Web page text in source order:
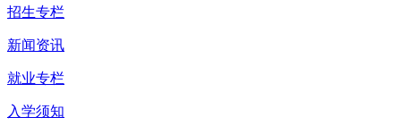
招生专栏
新闻资讯
就业专栏
入学须知